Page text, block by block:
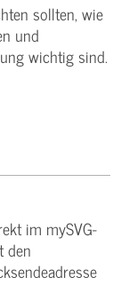
sollten, wie
und
wichtig sind.
im mySVG-
den